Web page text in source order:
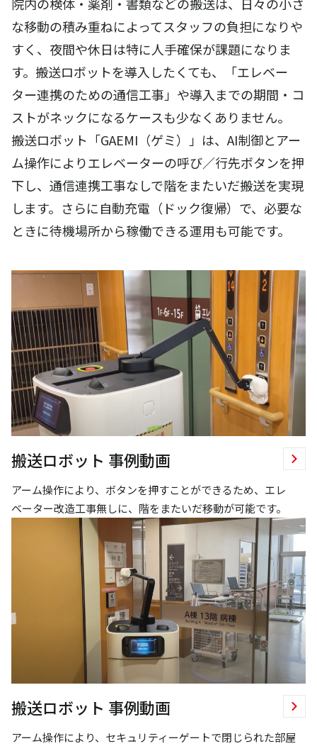
な移動の積み重ねによってスタッフの負担になりや
すく、夜間や休日は特に人手確保が課題になりま
す。搬送ロボットを導入したくても、「エレベー
ター連携のための通信工事」や導入までの期間・コ
ストがネックになるケースも少なくありません。
搬送ロボット「GAEMI（ゲミ）」は、AI制御とアー
ム操作によりエレベーターの呼び／行先ボタンを押
下し、通信連携工事なしで階をまたいだ搬送を実現
します。さらに自動充電（ドック復帰）で、必要な
ときに待機場所から稼働できる運用も可能です。
搬送ロボット 事例動画
アーム操作により、ボタンを押すことができるため、エレ
ベーター改造工事無しに、階をまたいだ移動が可能です。
搬送ロボット 事例動画
アーム操作により、セキュリティーゲートで閉じられた部屋